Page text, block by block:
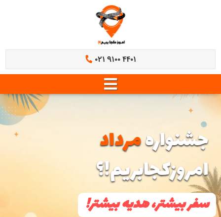
021 9100 4401
جشنوارهمرداد
امروزکجابریم!؟
سفر بیشتر، هدیه بیشتر!